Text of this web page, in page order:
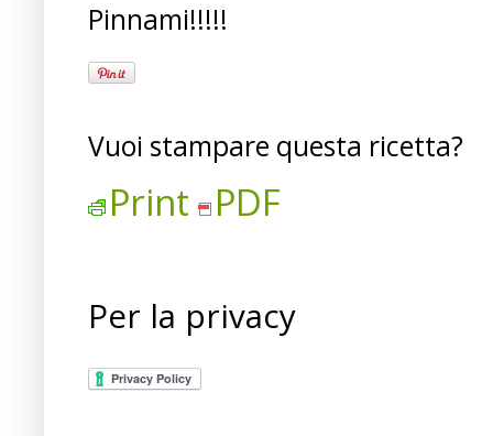
Pinnami!!!!!
Vuoi stampare questa ricetta?
Print PDF
Per la privacy